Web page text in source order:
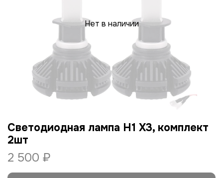
Нет в наличии
Светодиодная лампа H1 X3, комплект
2шт
2 500 ₽